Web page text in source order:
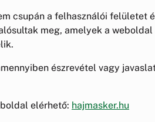
csupán a felhasználói felületet
meg, amelyek a
észrevétel vagy
elérhető: hajmasker.hu